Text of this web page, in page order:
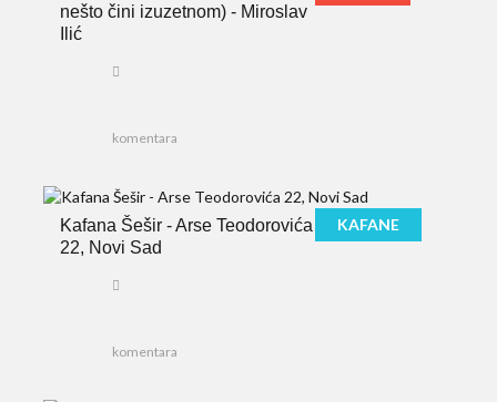
nešto čini izuzetnom) - Miroslav
Ilić
komentara
Kafana Šešir - Arse Teodorovića
22, Novi Sad
KAFANE
komentara